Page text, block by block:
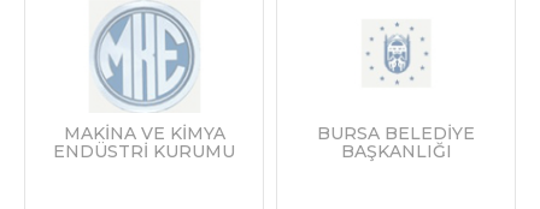
MAKİNA VE KİMYA
ENDÜSTRİ KURUMU
BURSA BELEDİYE
BAŞKANLIĞI